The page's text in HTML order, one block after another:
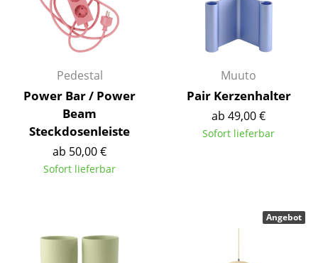
Stapelbetten
Kinderbetten
Nachttische & Bettzubehör
... alle Betten
Accessoires
Uhren
Pedestal
Power Bar / Power
Beam
Steckdosenleiste
ab 50,00 €
Sofort lieferbar
Muuto
Pair Kerzenhalter
ab 49,00 €
Sofort lieferbar
Angebot